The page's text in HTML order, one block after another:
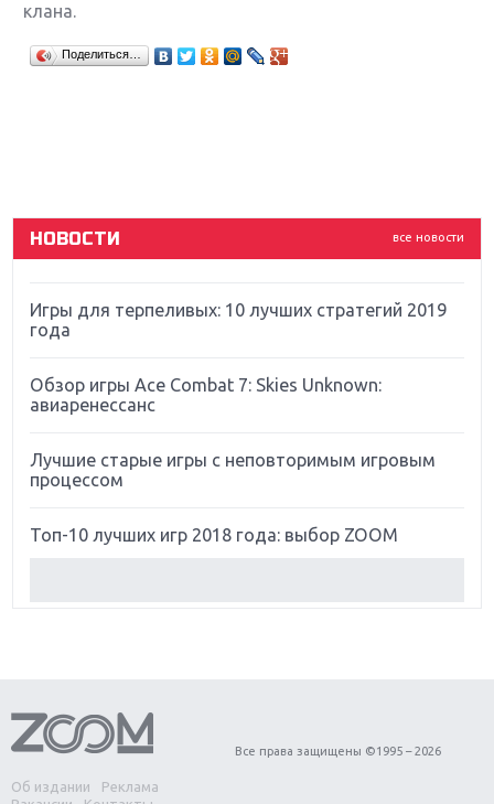
клана.
Поделиться…
все новости
НОВОСТИ
Крупнейшие релизы мая: Nintendo, Microsoft и
Sony
Far Cry 5: хвалить нельзя ругать
Игры для терпеливых: 10 лучших стратегий 2019
года
Обзор игры Ace Combat 7: Skies Unknown:
авиаренессанс
Лучшие старые игры с неповторимым игровым
процессом
Топ-10 лучших игр 2018 года: выбор ZOOM
Обзор игры Forza Horizon 4: вершина эволюции
Две важных новинки для консолей: Spider-Man и
Об издании
Реклама
Все права защищены ©1995 – 2026